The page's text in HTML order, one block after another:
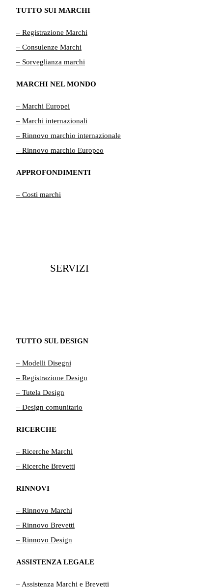
TUTTO SUI MARCHI
– Registrazione Marchi
– Consulenze Marchi
– Sorveglianza marchi
MARCHI NEL MONDO
– Marchi Europei
– Marchi internazionali
– Rinnovo marchio internazionale
– Rinnovo marchio Europeo
APPROFONDIMENTI
– Costi marchi
SERVIZI
TUTTO SUL DESIGN
– Modelli Disegni
– Registrazione Design
– Tutela Design
– Design comunitario
RICERCHE
– Ricerche Marchi
– Ricerche Brevetti
RINNOVI
– Rinnovo Marchi
– Rinnovo Brevetti
– Rinnovo Design
ASSISTENZA LEGALE
– Assistenza Marchi e Brevetti